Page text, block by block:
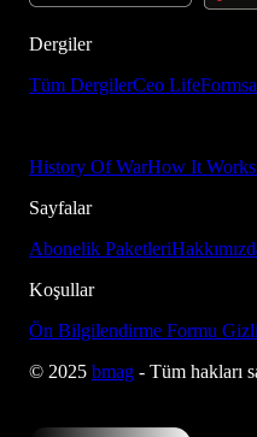
Dergiler
Tüm DergilerCeo Life
History Of WarHow It Works
Sayfalar
Abonelik Paketleri
Koşullar
Ön Bilgilendirme Formu
© 2025 bmag - Tüm hakları